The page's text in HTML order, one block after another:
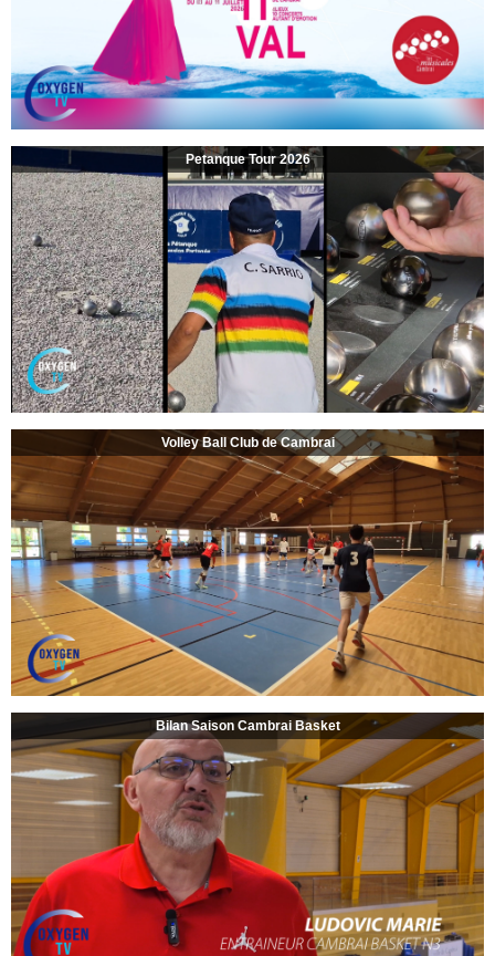
Petanque Tour 2026
Volley Ball Club de Cambrai
Bilan Saison Cambrai Basket